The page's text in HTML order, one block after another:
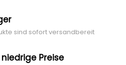
sind sofort versandbereit
Preise